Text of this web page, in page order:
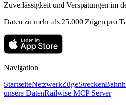
Zuverlässigkeit und Verspätungen im
Daten zu mehr als 25.000 Zügen pro
Navigation
StartseiteNetzwerkZügeStrecken
unsere DatenRailwise MCP Server